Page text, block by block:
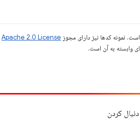
است. نمونه کدها نیز دارای مجوز Apache 2.0 License
دنبال کردن